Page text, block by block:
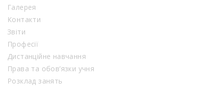
Галерея
Контакти
Звіти
Професії
Дистанційне навчання
Права та обов’язки учня
Розклад занять